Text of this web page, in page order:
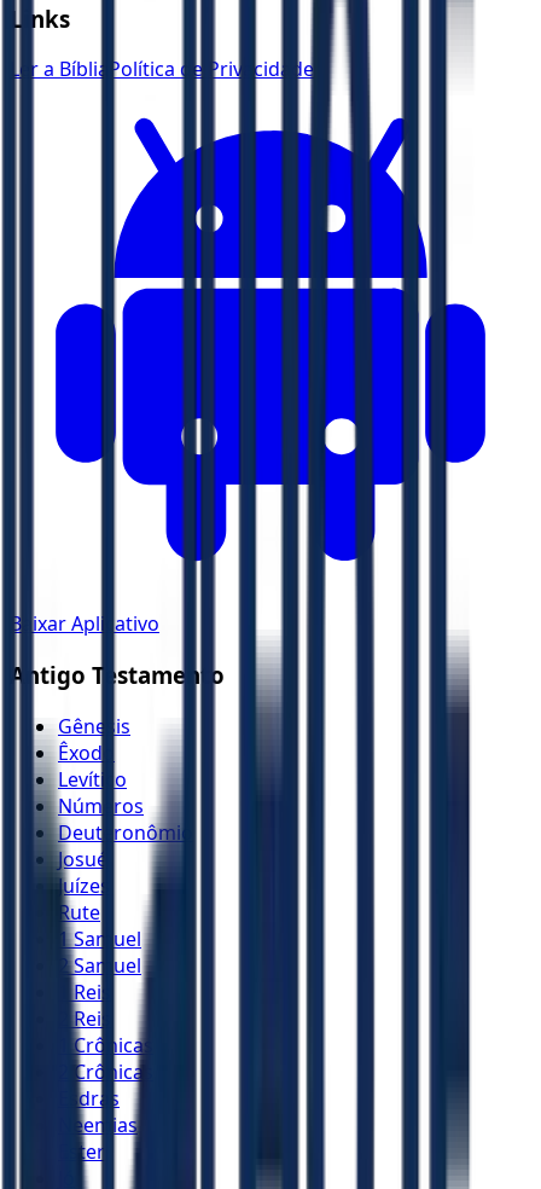
Links
Ler a Bíblia Política de Privacidade
Baixar Aplicativo
Antigo Testamento
Gênesis
Êxodo
Levítico
Números
Deuteronômio
Josué
Juízes
Rute
1 Samuel
2 Samuel
1 Reis
2 Reis
1 Crônicas
2 Crônicas
Esdras
Neemias
Ester